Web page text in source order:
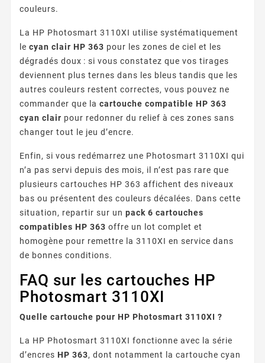
couleurs.
La HP Photosmart 3110XI utilise systématiquement
le cyan clair HP 363 pour les zones de ciel et les
dégradés doux : si vous constatez que vos tirages
deviennent plus ternes dans les bleus tandis que les
autres couleurs restent correctes, vous pouvez ne
commander que la cartouche compatible HP 363
cyan clair pour redonner du relief à ces zones sans
changer tout le jeu d’encre.
Enfin, si vous redémarrez une Photosmart 3110XI qui
n’a pas servi depuis des mois, il n’est pas rare que
plusieurs cartouches HP 363 affichent des niveaux
bas ou présentent des couleurs décalées. Dans cette
situation, repartir sur un pack 6 cartouches
compatibles HP 363 offre un lot complet et
homogène pour remettre la 3110XI en service dans
de bonnes conditions.
FAQ sur les cartouches HP
Photosmart 3110XI
Quelle cartouche pour HP Photosmart 3110XI ?
La HP Photosmart 3110XI fonctionne avec la série
d’encres HP 363, dont notamment la cartouche cyan